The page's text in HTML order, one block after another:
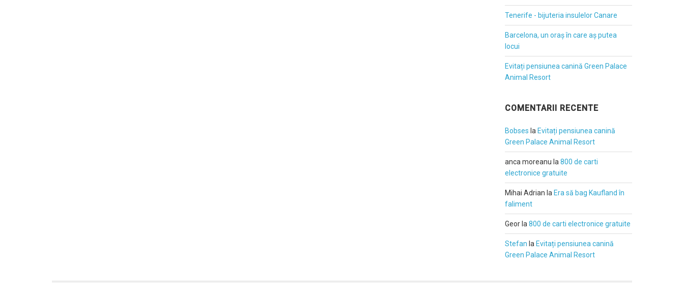
Tenerife - bijuteria insulelor Canare
Barcelona, un oraș în care aș putea
locui
Evitați pensiunea canină Green Palace
Animal Resort
COMENTARII RECENTE
Bobses la Evitați pensiunea canină
Green Palace Animal Resort
anca moreanu la 800 de carti
electronice gratuite
Mihai Adrian la Era să bag Kaufland în
faliment
Geor la 800 de carti electronice gratuite
Stefan la Evitați pensiunea canină
Green Palace Animal Resort